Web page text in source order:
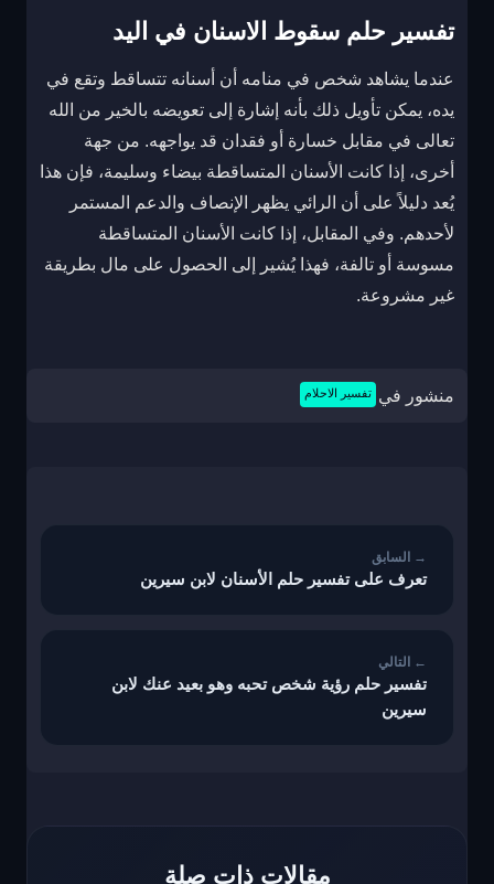
تفسير حلم سقوط الاسنان في اليد
عندما يشاهد شخص في منامه أن أسنانه تتساقط وتقع في
يده، يمكن تأويل ذلك بأنه إشارة إلى تعويضه بالخير من الله
تعالى في مقابل خسارة أو فقدان قد يواجهه. من جهة
أخرى، إذا كانت الأسنان المتساقطة بيضاء وسليمة، فإن هذا
يُعد دليلاً على أن الرائي يظهر الإنصاف والدعم المستمر
لأحدهم. وفي المقابل، إذا كانت الأسنان المتساقطة
مسوسة أو تالفة، فهذا يُشير إلى الحصول على مال بطريقة
غير مشروعة.
منشور في تفسير الاحلام
تعرف على تفسير حلم الأسنان لابن سيرين
تفسير حلم رؤية شخص تحبه وهو بعيد عنك لابن
سيرين
مقالات ذات صلة